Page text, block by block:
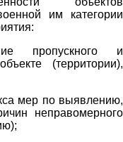
им категории
пропускного и
(территории),
мер по выявлению,
неправомерного